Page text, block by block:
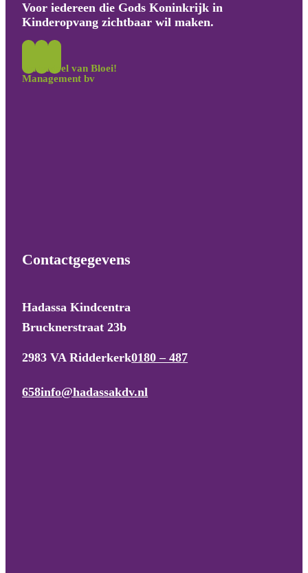
Onderdeel van Bloei!
Management bv
Voor iedereen die Gods Koninkrijk in
Kinderopvang zichtbaar wil maken.
Contactgegevens
Hadassa Kindcentra
Brucknerstraat 23b
2983 VA Ridderkerk0180 – 487
658info@hadassakdv.nl